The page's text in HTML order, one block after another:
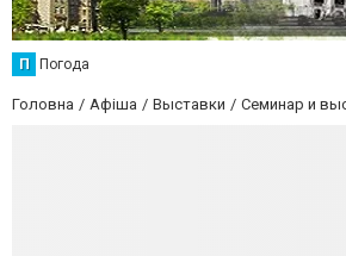
П Погода
Головна Афіша Выставки Семинар и